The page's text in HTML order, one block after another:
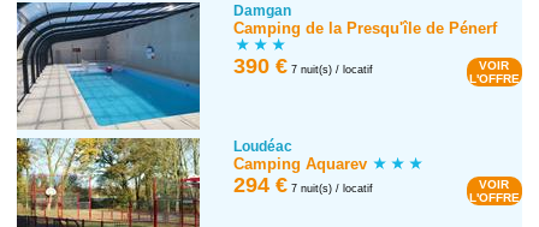
Damgan
Camping de la Presqu'île de Pénerf
390 € 7 nuit(s) / locatif
VOIR
L'OFFRE
Loudéac
Camping Aquarev
294 € 7 nuit(s) / locatif
VOIR
L'OFFRE